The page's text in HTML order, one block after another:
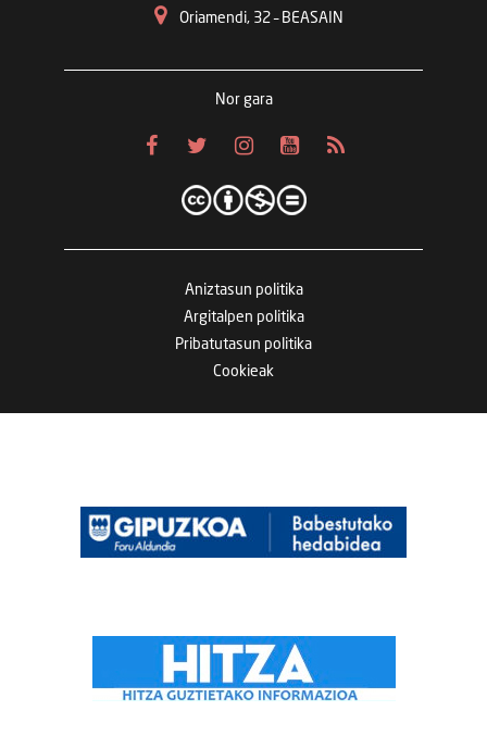
Oriamendi, 32 – BEASAIN
Nor gara
Aniztasun politika
Argitalpen politika
Pribatutasun politika
Cookieak